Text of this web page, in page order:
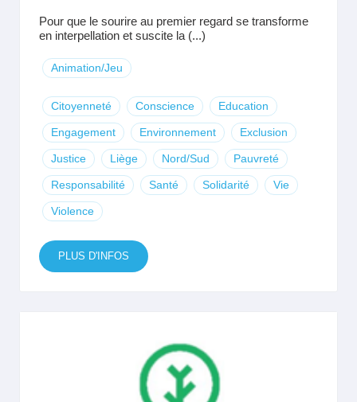
Pour que le sourire au premier regard se transforme
en interpellation et suscite la (...)
Animation/Jeu
Citoyenneté Conscience Education
Engagement Environnement Exclusion
Justice Liège Nord/Sud Pauvreté
Responsabilité Santé Solidarité Vie
Violence
PLUS D'INFOS